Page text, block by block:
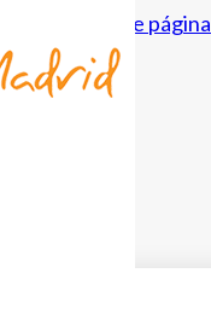
Saltar al pie de página